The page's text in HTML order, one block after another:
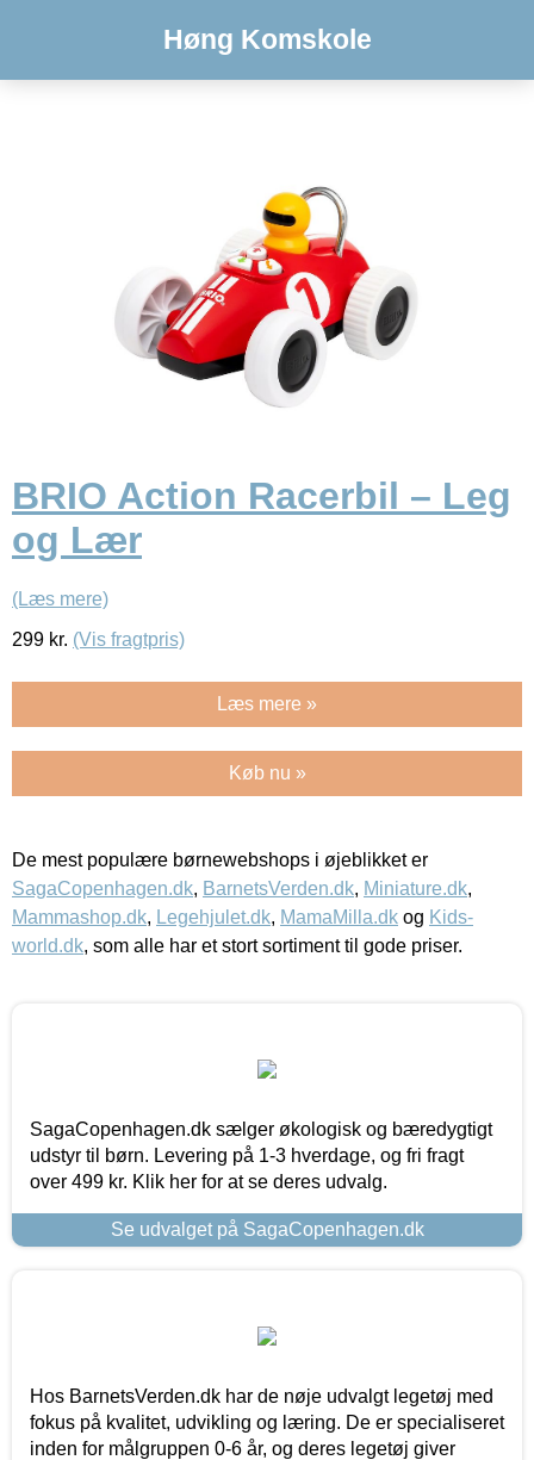
Høng Komskole
BRIO Action Racerbil – Leg
og Lær
(Læs mere)
299 kr. (Vis fragtpris)
Læs mere »
Køb nu »
De mest populære børnewebshops i øjeblikket er
SagaCopenhagen.dk, BarnetsVerden.dk, Miniature.dk,
Mammashop.dk, Legehjulet.dk, MamaMilla.dk og Kids-
world.dk, som alle har et stort sortiment til gode priser.
SagaCopenhagen.dk sælger økologisk og bæredygtigt
udstyr til børn. Levering på 1-3 hverdage, og fri fragt
over 499 kr. Klik her for at se deres udvalg.
Se udvalget på SagaCopenhagen.dk
Hos BarnetsVerden.dk har de nøje udvalgt legetøj med
fokus på kvalitet, udvikling og læring. De er specialiseret
inden for målgruppen 0-6 år, og deres legetøj giver